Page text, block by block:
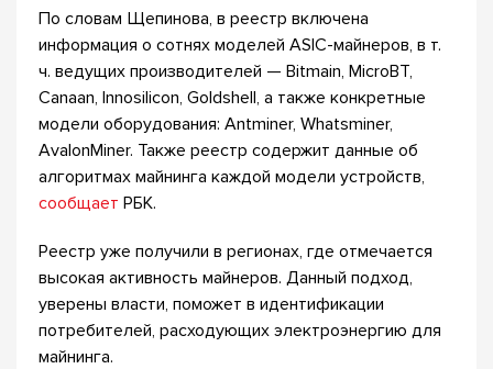
По словам Щепинова, в реестр включена
информация о сотнях моделей ASIC-майнеров, в т.
ч. ведущих производителей — Bitmain, MicroBT,
Canaan, Innosilicon, Goldshell, а также конкретные
модели оборудования: Antminer, Whatsminer,
AvalonMiner. Также реестр содержит данные об
алгоритмах майнинга каждой модели устройств,
сообщает РБК.
Реестр уже получили в регионах, где отмечается
высокая активность майнеров. Данный подход,
уверены власти, поможет в идентификации
потребителей, расходующих электроэнергию для
майнинга.